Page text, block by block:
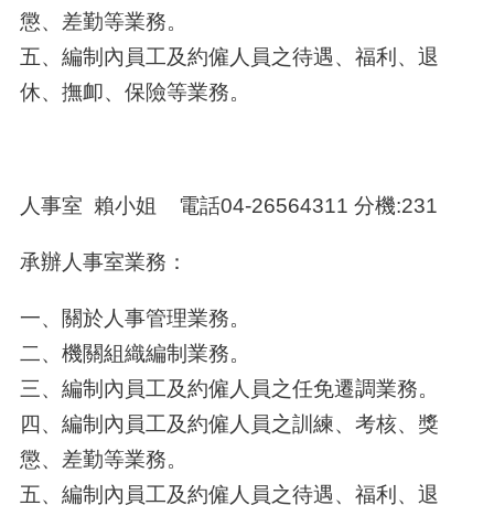
懲、差勤等業務。
五、編制內員工及約僱人員之待遇、福利、退
休、撫卹、保險等業務。
人事室 賴小姐 電話04-26564311 分機:231
承辦人事室業務：
一、關於人事管理業務。
二、機關組織編制業務。
三、編制內員工及約僱人員之任免遷調業務。
四、編制內員工及約僱人員之訓練、考核、獎
懲、差勤等業務。
五、編制內員工及約僱人員之待遇、福利、退